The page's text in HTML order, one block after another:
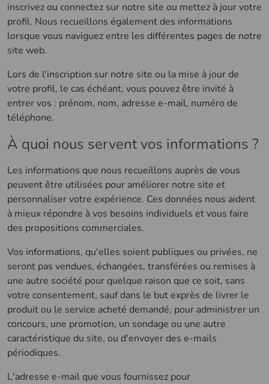
inscrivez ou connectez sur notre site ou mettez à jour votre
profil. Nous recueillons également des informations
lorsque vous naviguez entre les différentes pages de notre
site web.
Lors de l'inscription sur notre site ou la mise à jour de
votre profil, le cas échéant, vous pouvez être invité à
entrer vos : prénom, nom, adresse e-mail, numéro de
téléphone.
À quoi nous servent vos informations ?
Les informations que nous recueillons auprès de vous
peuvent être utilisées pour améliorer notre site et
personnaliser votre expérience. Ces données nous aident
à mieux répondre à vos besoins individuels et vous faire
des propositions commerciales.
Vos informations, qu'elles soient publiques ou privées, ne
seront pas vendues, échangées, transférées ou remises à
une autre société pour quelque raison que ce soit, sans
votre consentement, sauf dans le but exprès de livrer le
produit ou le service acheté demandé, pour administrer un
concours, une promotion, un sondage ou une autre
caractéristique du site, ou d'envoyer des e-mails
périodiques.
L'adresse e-mail que vous fournissez pour